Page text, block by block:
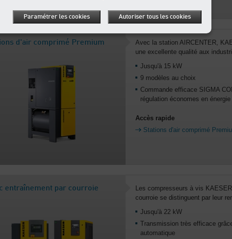
d'air comprimé Premium
Avec la station AIRCENTER,
une excellente qualité aux
Jusqu'à 15 kW
9 modèles au choix
Commande efficace SIGMA
régulation économes en énergie
Accès rapide
Stations d'air comprimé
entraînement par courroie
Les compresseurs à vis
courroie se distinguent par leur
Jusqu'à 22 kW
Transmission très efficace
automatique
Paramétrer les cookies Autoriser tous les cookies